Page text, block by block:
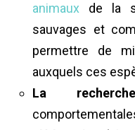
animaux de la
sauvages et
permettre de
auxquels ces
La